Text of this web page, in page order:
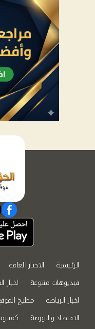
الرئيسية الاخبار العامة
فيديوهات متنوعة
اخبار
اخبار الرياضة
مطبخ
الاقتصاد والبورصة